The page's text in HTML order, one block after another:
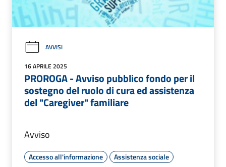
AVVISI
16 APRILE 2025
PROROGA - Avviso pubblico fondo per il
sostegno del ruolo di cura ed assistenza
del "Caregiver" familiare
Avviso
Accesso all'informazione
Assistenza sociale